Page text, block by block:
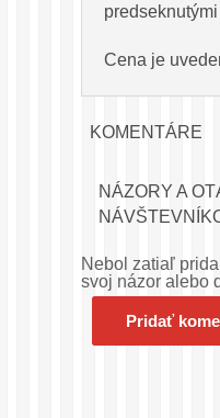
Cena je
KOMENTÁRE
NÁZORY A
Nebol zatiaľ
svoj názor alebo
Pridať